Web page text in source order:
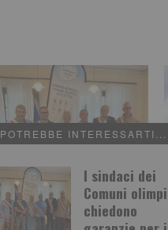
POTREBBE INTERESSARTI...
I sindaci dei
Comuni
chiedono
I sindaci dei Comuni
olimpici chiedono